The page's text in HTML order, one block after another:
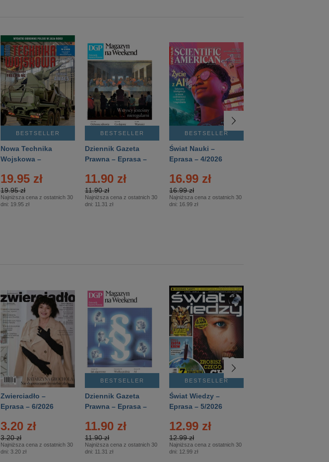
BESTSELLER
Nowa Technika
Wojskowa –
19.95 zł
19.95 zł
Najniższa cena z ostatnich 30
dni: 19.95 zł
BESTSELLER
Dziennik Gazeta
Prawna – Eprasa –
11.90 zł
11.90 zł
Najniższa cena z ostatnich 30
dni: 11.31 zł
BESTSELLER
Świat Nauki –
Eprasa – 4/2026
16.99 zł
16.99 zł
Najniższa cena z ostatnich 30
dni: 16.99 zł
Zwierciadło –
Eprasa – 6/2026
3.20 zł
3.20 zł
Najniższa cena z ostatnich 30
dni: 3.20 zł
BESTSELLER
Dziennik Gazeta
Prawna – Eprasa –
11.90 zł
11.90 zł
Najniższa cena z ostatnich 30
dni: 11.31 zł
BESTSELLER
Świat Wiedzy –
Eprasa – 5/2026
12.99 zł
12.99 zł
Najniższa cena z ostatnich 30
dni: 12.99 zł